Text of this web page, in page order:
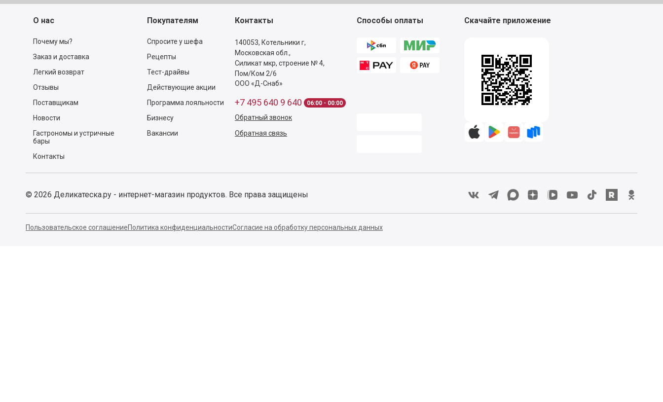
О нас
Почему мы?
Заказ и доставка
Легкий возврат
Отзывы
Поставщикам
Новости
Гастрономы и устричные
бары
Контакты
Покупателям
Спросите у шефа
Рецепты
Тест-драйвы
Действующие акции
Программа лояльности
Бизнесу
Вакансии
Контакты
140053, Котельники г,
Московская обл.,
Силикат мкр, строение № 4,
Пом/Ком 2/6
ООО «Д-Снаб»
+7 495 640 9 640 06:00 - 00:00
Обратный звонок
Обратная связь
Способы оплаты Скачайте приложение
© 2026 Деликатеска.ру - интернет-магазин продуктов. Все права защищены
Пользовательское соглашениеПолитика конфиденциальностиСогласие на обработку персональных данных